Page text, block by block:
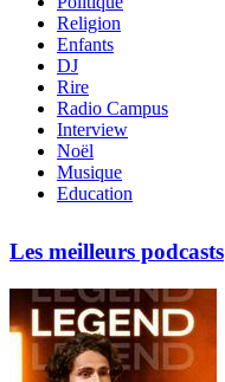
Religion
Enfants
DJ
Rire
Radio Campus
Interview
Noël
Musique
Education
Les meilleurs podcasts